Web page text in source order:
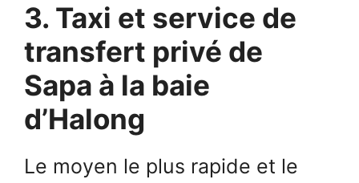
3. Taxi et service de
transfert privé de
Sapa à la baie
d’Halong
Le moyen le plus rapide et le